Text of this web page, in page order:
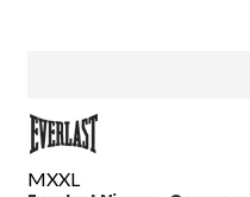
MXXL